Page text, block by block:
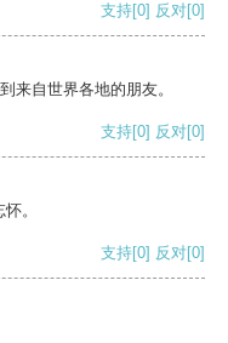
支持[0] 反对[0]
来自世界各地的朋友。
支持[0] 反对[0]
。
支持[0] 反对[0]